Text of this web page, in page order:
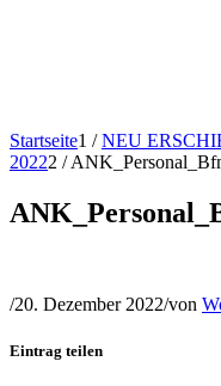
Startseite1 / NEU
20222 /
/20. Dezember 2022/von
Eintrag teilen